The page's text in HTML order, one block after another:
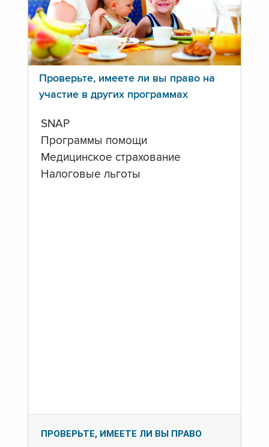
Проверьте, имеете ли вы право на
участие в других программах
SNAP
Программы помощи
Медицинское страхование
Налоговые льготы
ПРОВЕРЬТЕ, ИМЕЕТЕ ЛИ ВЫ ПРАВО